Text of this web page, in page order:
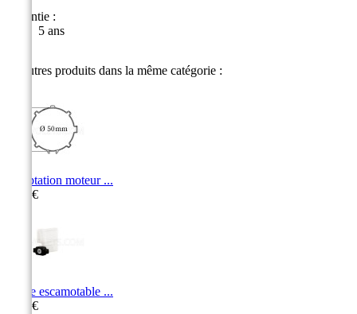
Garantie :
5 ans
26 autres produits dans la même catégorie :
Adaptation moteur ...
5,50 €
Butée escamotable ...
4,00 €